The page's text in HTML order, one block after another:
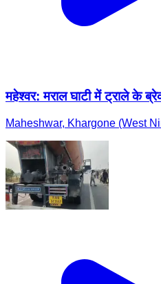
महेश्वर: मराल घाटी में ट्राले के
Maheshwar, Khargone (West